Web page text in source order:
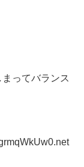
ってバランス